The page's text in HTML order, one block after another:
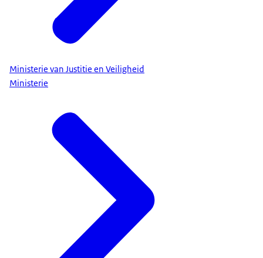
Ministerie van Justitie en Veiligheid
Ministerie